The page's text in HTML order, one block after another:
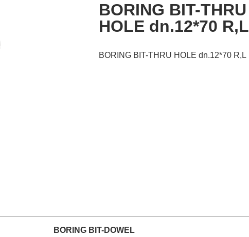
BORING BIT-THRU
HOLE dn.12*70 R,L
BORING BIT-THRU HOLE dn.12*70 R,L
BORING BIT-DOWEL